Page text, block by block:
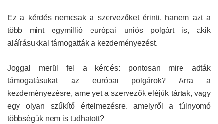
Ez a kérdés nemcsak a szervezőket érinti, hanem azt a
több mint egymillió európai uniós polgárt is, akik
aláírásukkal támogatták a kezdeményezést.
Joggal merül fel a kérdés: pontosan mire adták
támogatásukat az európai polgárok? Arra a
kezdeményezésre, amelyet a szervezők eléjük tártak, vagy
egy olyan szűkítő értelmezésre, amelyről a túlnyomó
többségük nem is tudhatott?